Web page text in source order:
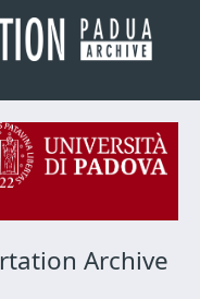
Archive